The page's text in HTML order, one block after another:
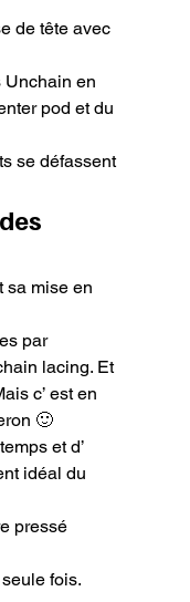
de tête avec
Unchain en
pod et du
se défassent
sa mise en
par
lacing. Et
c’ est en
🙂
et d’
idéal du
pressé
fois.